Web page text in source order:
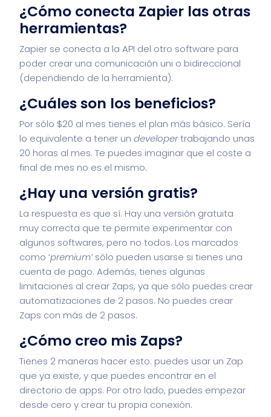
¿Cómo conecta Zapier las otras
herramientas?
Zapier se conecta a la API del otro software para
poder crear una comunicación uni o bidireccional
(dependiendo de la herramienta).
¿Cuáles son los beneficios?
Por sólo $20 al mes tienes el plan más básico. Sería
lo equivalente a tener un developertrabajando unas
20 horas al mes. Te puedes imaginar que el coste a
final de mes no es el mismo.
¿Hay una versión gratis?
La respuesta es que sí. Hay una versión gratuita
muy correcta que te permite experimentar con
algunos softwares, pero no todos. Los marcados
como ‘premium’sólo pueden usarse si tienes una
cuenta de pago. Además, tienes algunas
limitaciones al crear Zaps, ya que sólo puedes crear
automatizaciones de 2 pasos. No puedes crear
Zaps con más de 2 pasos.
¿Cómo creo mis Zaps?
Tienes 2 maneras hacer esto: puedes usar un Zap
que ya existe, y que puedes encontrar en el
directorio de apps. Por otro lado, puedes empezar
desde cero y crear tu propia conexión.